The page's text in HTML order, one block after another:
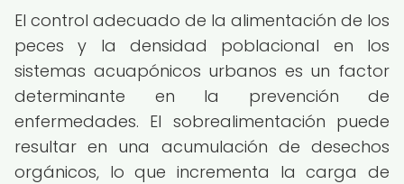
El control adecuado de la alimentación de los
peces y la densidad poblacional en los
sistemas acuapónicos urbanos es un factor
determinante en la prevención de
enfermedades. El sobrealimentación puede
resultar en una acumulación de desechos
orgánicos, lo que incrementa la carga de